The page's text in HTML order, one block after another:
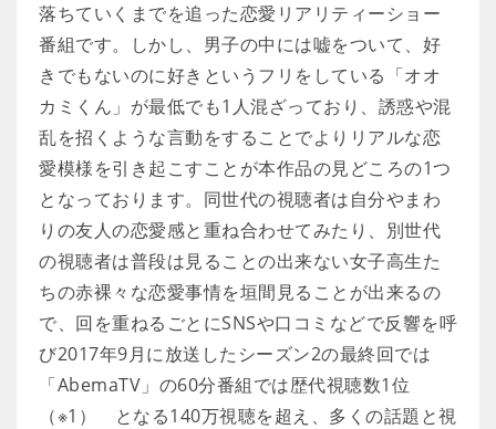
落ちていくまでを追った恋愛リアリティーショー
番組です。しかし、男子の中には嘘をついて、好
きでもないのに好きというフリをしている「オオ
カミくん」が最低でも1人混ざっており、誘惑や混
乱を招くような言動をすることでよりリアルな恋
愛模様を引き起こすことが本作品の見どころの1つ
となっております。同世代の視聴者は自分やまわ
りの友人の恋愛感と重ね合わせてみたり、別世代
の視聴者は普段は見ることの出来ない女子高生た
ちの赤裸々な恋愛事情を垣間見ることが出来るの
で、回を重ねるごとにSNSや口コミなどで反響を呼
び2017年9月に放送したシーズン2の最終回では
「AbemaTV」の60分番組では歴代視聴数1位
（※1） となる140万視聴を超え、多くの話題と視